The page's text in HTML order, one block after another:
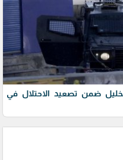
ضمن تصعيد الاحتلال في